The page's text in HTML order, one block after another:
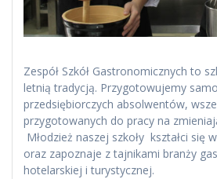
Zespół Szkół Gastronomicznych to
letnią tradycją. Przygotowujemy
przedsiębiorczych absolwentów,
przygotowanych do pracy na
Młodzież naszej szkoły kształci się
oraz zapoznaje z tajnikami branży
hotelarskiej i turystycznej.